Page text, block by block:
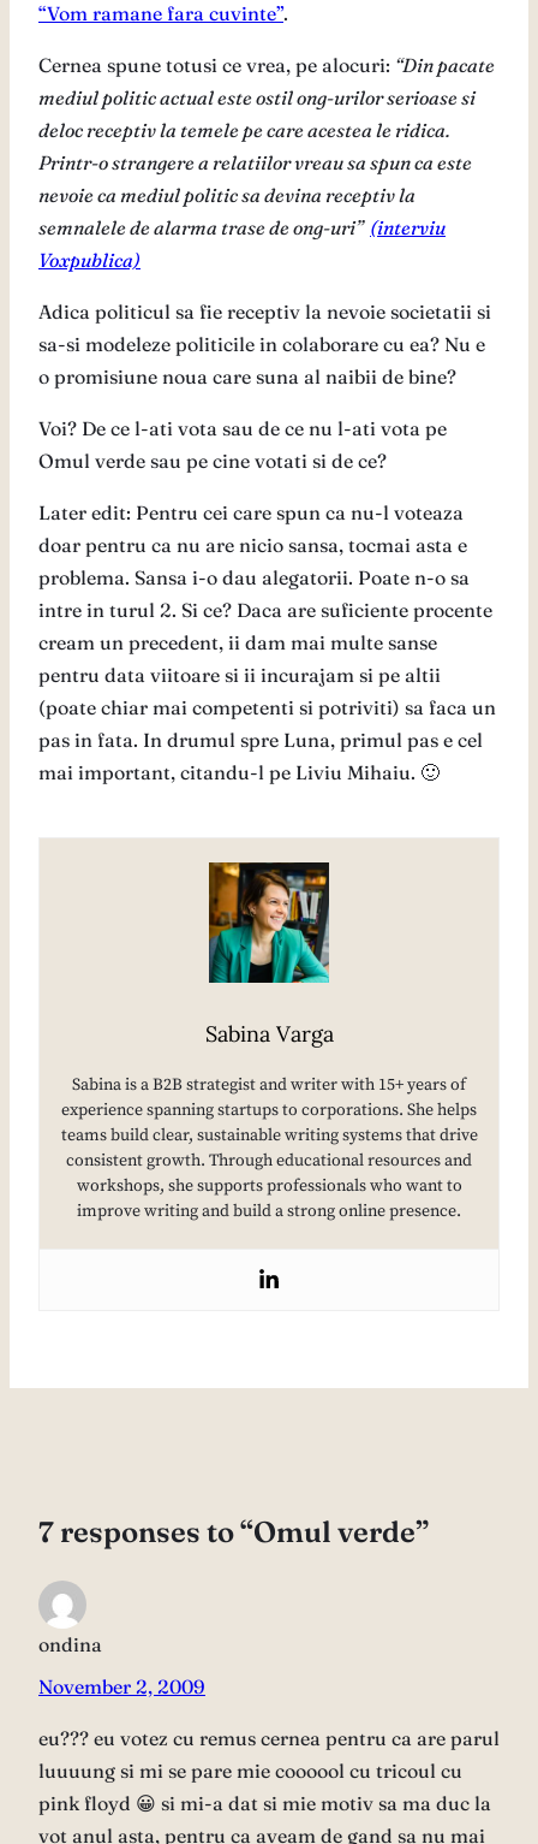
“Vom ramane fara cuvinte”.
Cernea spune totusi ce vrea, pe alocuri: “Din pacate
mediul politic actual este ostil ong-urilor serioase si
deloc receptiv la temele pe care acestea le ridica.
Printr-o strangere a relatiilor vreau sa spun ca este
nevoie ca mediul politic sa devina receptiv la
semnalele de alarma trase de ong-uri” (interviu
Voxpublica)
Adica politicul sa fie receptiv la nevoie societatii si
sa-si modeleze politicile in colaborare cu ea? Nu e
o promisiune noua care suna al naibii de bine?
Voi? De ce l-ati vota sau de ce nu l-ati vota pe
Omul verde sau pe cine votati si de ce?
Later edit: Pentru cei care spun ca nu-l voteaza
doar pentru ca nu are nicio sansa, tocmai asta e
problema. Sansa i-o dau alegatorii. Poate n-o sa
intre in turul 2. Si ce? Daca are suficiente procente
cream un precedent, ii dam mai multe sanse
pentru data viitoare si ii incurajam si pe altii
(poate chiar mai competenti si potriviti) sa faca un
pas in fata. In drumul spre Luna, primul pas e cel
mai important, citandu-l pe Liviu Mihaiu. 🙂
Sabina Varga
Sabina is a B2B strategist and writer with 15+ years of
experience spanning startups to corporations. She helps
teams build clear, sustainable writing systems that drive
consistent growth. Through educational resources and
workshops, she supports professionals who want to
improve writing and build a strong online presence.
7 responses to “Omul verde”
ondina
November 2, 2009
eu??? eu votez cu remus cernea pentru ca are parul
luuuung si mi se pare mie coooool cu tricoul cu
pink floyd 😀 si mi-a dat si mie motiv sa ma duc la
vot anul asta, pentru ca aveam de gand sa nu mai